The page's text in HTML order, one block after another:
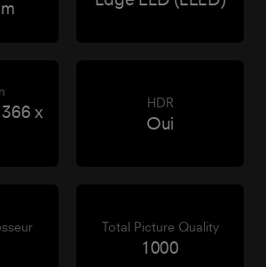
x
HDR
Oui
Total Picture Quality
1000